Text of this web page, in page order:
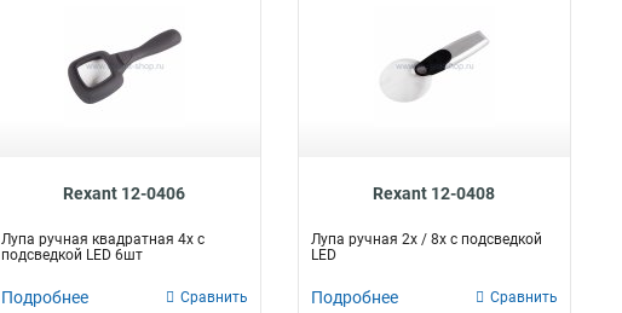
Rexant 12-0406
Лупа ручная квадратная 4х с
подсведкой LED 6шт
Подробнее Сравнить
Rexant 12-0408
Лупа ручная 2х / 8х с подсведкой
LED
Подробнее Сравнить